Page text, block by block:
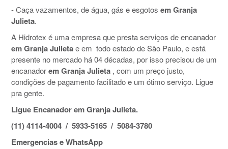
- Caça vazamentos, de água, gás e esgotos em Granja
Julieta.
A Hidrotex é uma empresa que presta serviços de encanador
em Granja Julietae em todo estado de São Paulo, e está
presente no mercado há 04 décadas, por isso precisou de um
encanadorem Granja Julieta , com um preço justo,
condições de pagamento facilitado e um ótimo serviço. Ligue
pra gente.
Ligue Encanador em Granja Julieta.
(11) 4114-4004 / 5933-5165 / 5084-3780
Emergencias e WhatsApp